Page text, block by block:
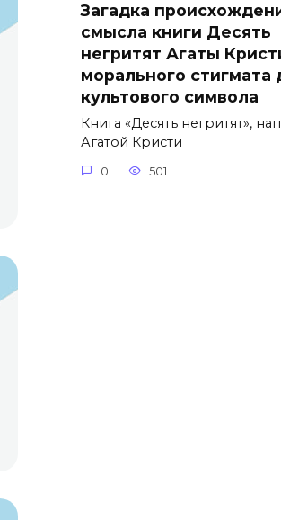
Загадка
смысла книги Десять
негритят Агаты
морального стигмата
культового символа
Книга «Десять негритят»,
Агатой Кристи
0 501